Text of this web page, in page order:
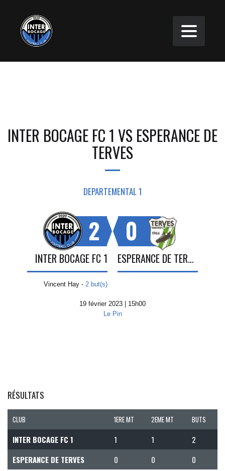
INTER BOCAGE FC 1 VS ESPERANCE DE
TERVES
DEPARTEMENTAL 1
2
INTER BOCAGE FC 1
Vincent Hay - 2 but(s)
0
ESPERANCE DE TERVES
19 février 2023 | 15h00
Le Pin
RÉSULTATS
CLUB 1ERE MT 2EME MT BUTS
INTER BOCAGE FC 1 1 1
2
ESPERANCE DE TERVES
0 0 0